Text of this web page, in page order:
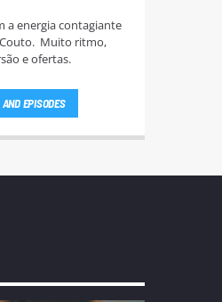
a energia contagiante
Muito ritmo,
e ofertas.
AND EPISODES